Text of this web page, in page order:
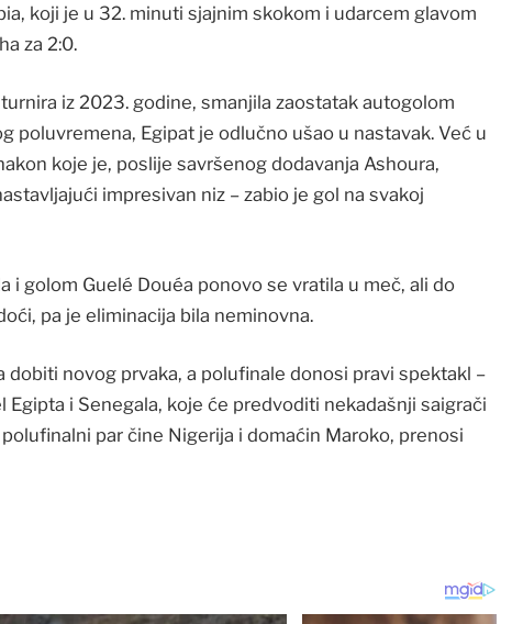
koji je u 32. minuti sjajnim skokom i udarcem glavom
za 2:0.
iz 2023. godine, smanjila zaostatak autogolom
poluvremena, Egipat je odlučno ušao u nastavak. Već u
koje je, poslije savršenog dodavanja Ashoura,
impresivan niz – zabio je gol na svakoj
i golom Guelé Douéa ponovo se vratila u meč, ali do
pa je eliminacija bila neminovna.
dobiti novog prvaka, a polufinale donosi pravi spektakl –
Egipta i Senegala, koje će predvoditi nekadašnji saigrači
par čine Nigerija i domaćin Maroko, prenosi